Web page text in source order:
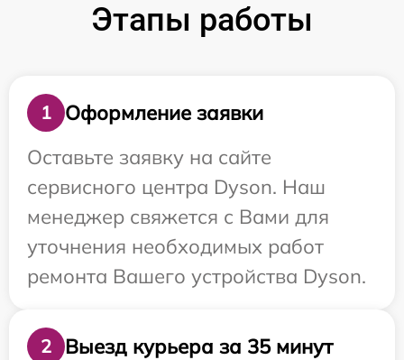
Этапы работы
1
Оформление заявки
Оставьте заявку на сайте
сервисного центра Dyson. Наш
менеджер свяжется с Вами для
уточнения необходимых работ
ремонта Вашего устройства Dyson.
2
Выезд курьера за 35 минут